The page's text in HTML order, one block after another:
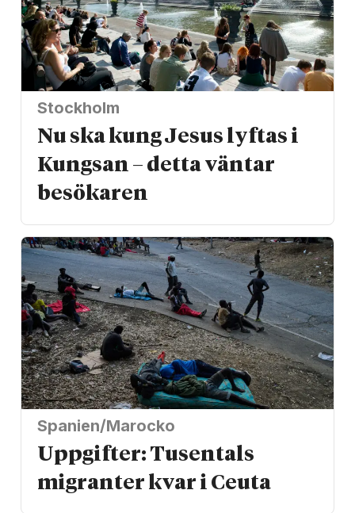
Stockholm
Nu ska kung Jesus lyftas i
Kungsan – detta väntar
besökaren
Spanien/Marocko
Uppgifter: Tusentals
migranter kvar i Ceuta